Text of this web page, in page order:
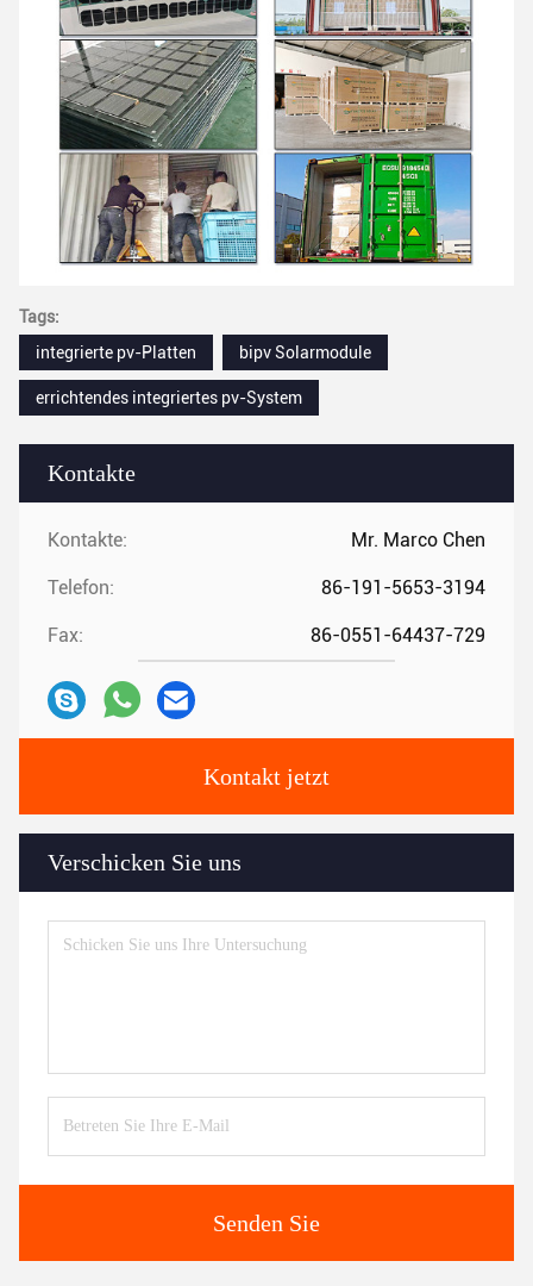
Kontakte
Kontakte: Mr. Marco Chen
Telefon: 86-191-5653-3194
Fax: 86-0551-64437-729
Kontakt jetzt
Verschicken Sie uns
Senden Sie
Tags:
integrierte pv-Platten
bipv Solarmodule
errichtendes integriertes pv-System